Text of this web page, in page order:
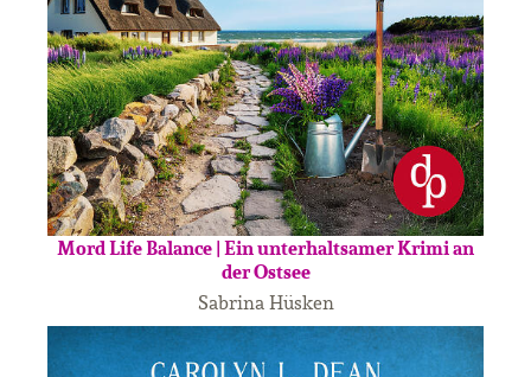
Mord Life Balance | Ein unterhaltsamer Krimi an
der Ostsee
Sabrina Hüsken